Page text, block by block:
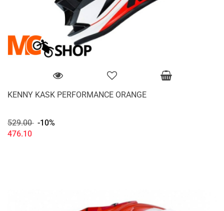
KENNY KASK PERFORMANCE ORANGE
529.00 -10%
476.10